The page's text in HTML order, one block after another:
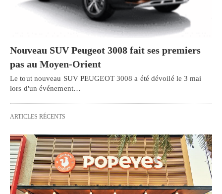
Nouveau SUV Peugeot 3008 fait ses premiers
pas au Moyen-Orient
Le tout nouveau SUV PEUGEOT 3008 a été dévoilé le 3 mai
lors d'un événement…
ARTICLES RÉCENTS